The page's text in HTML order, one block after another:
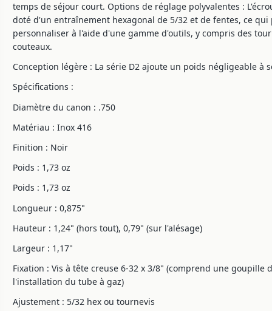
temps de séjour court. Options de réglage polyvalentes :
doté d'un entraînement hexagonal de 5/32 et de fentes, ce qui
personnaliser à l'aide d'une gamme d'outils, y compris des
couteaux.
Conception légère : La série D2 ajoute un poids négligeable à
Spécifications :
Diamètre du canon : .750
Matériau : Inox 416
Finition : Noir
Poids : 1,73 oz
Poids : 1,73 oz
Longueur : 0,875"
Hauteur : 1,24" (hors tout), 0,79" (sur l'alésage)
Largeur : 1,17"
Fixation : Vis à tête creuse 6-32 x 3/8" (comprend une goupille
l'installation du tube à gaz)
Ajustement : 5/32 hex ou tournevis